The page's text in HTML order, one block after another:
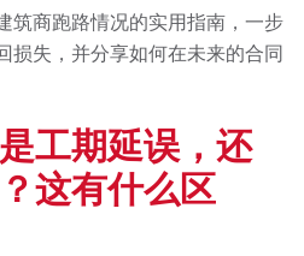
筑商跑路情况的实用指南，一步
损失，并分享如何在未来的合同
工期延误，还
这有什么区